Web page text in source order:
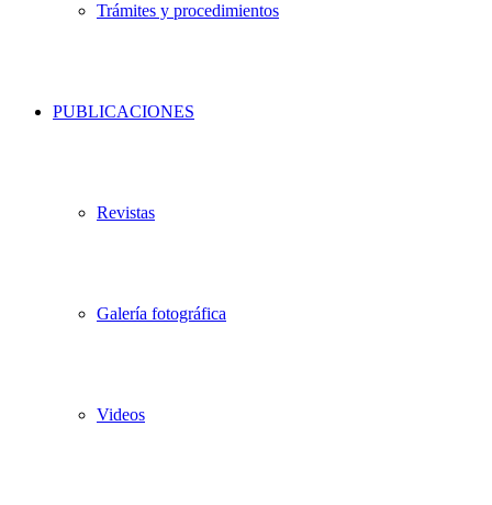
Trámites y procedimientos
PUBLICACIONES
Revistas
Galería fotográfica
Videos